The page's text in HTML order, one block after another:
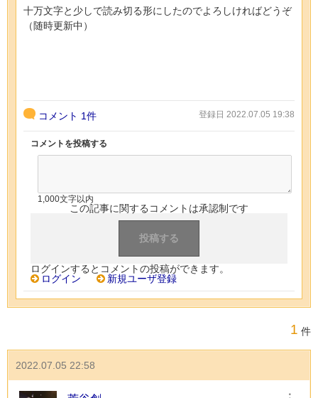
十万文字と少しで読み切る形にしたのでよろしければどうぞ
（随時更新中）
コメント 1件 登録日 2022.07.05 19:38
コメントを投稿する
1,000文字以内
この記事に関するコメントは承認制です
ログインするとコメントの投稿ができます。
ログイン
新規ユーザ登録
1 件
2022.07.05 22:58